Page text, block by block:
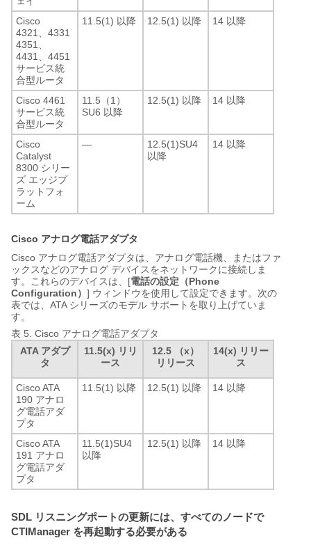
Cisco
4321、4331
4351、
4431、4451
サービス統
合型ルータ
11.5(1) 以降 12.5(1) 以降 14 以降
Cisco 4461
サービス統
合型ルータ
11.5（1）
SU6 以降
12.5(1) 以降 14 以降
Cisco
Catalyst
8300 シリー
ズ エッジプ
ラットフォ
ーム
—
12.5(1)SU4
以降
14 以降
Cisco アナログ電話アダプタ
Cisco アナログ電話アダプタは、アナログ電話機、またはファ
ックスなどのアナログ デバイスをネットワークに接続しま
す。これらのデバイスは、[電話の設定（Phone
Configuration） ] ウィンドウを使用して設定できます。次の
表では、ATA シリーズのモデル サポートを取り上げていま
す。
表 5. Cisco アナログ電話アダプタ
ATA アダプ
タ
11.5(x) リリ
ース
12.5 （x）
リリース
14(x) リリー
ス
Cisco ATA
190 アナロ
グ電話アダ
プタ
11.5(1) 以降 12.5(1) 以降 14 以降
Cisco ATA
191 アナロ
グ電話アダ
プタ
11.5(1)SU4
以降
12.5(1) 以降 14 以降
SDL リスニングポートの更新には、すべてのノードで
CTIManager を再起動する必要がある